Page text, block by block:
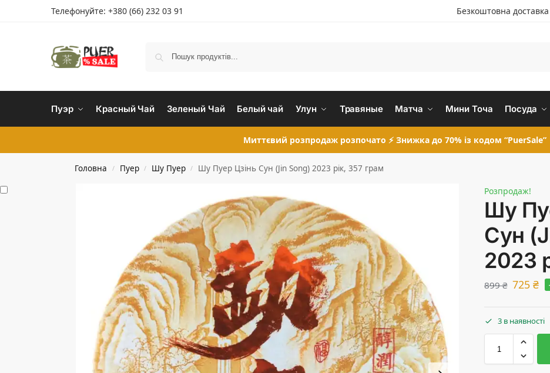
Телефонуйте: +380 (66) 232 03 91 Безкоштовна доставка
Пуэр Красный Чай Зеленый Чай Белый чай Улун Травяные Матча Мини Точа Посуда
Миттєвий розпродаж розпочато ⚡ Знижка до 70% із кодом “PuerSale”
Головна / Пуер / Шу Пуер / Шу Пуер Цзінь Сун (Jin Song) 2023 рік, 357 грам
Розпродаж!
Шу
Сун
2023
899₴ 725₴
3 в наявності